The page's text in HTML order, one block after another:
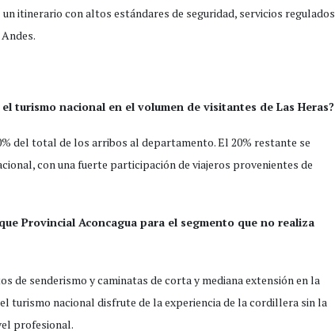
itinerario con altos estándares de seguridad, servicios regulados
turismo nacional en el volumen de visitantes de Las Heras?
del total de los arribos al departamento. El 20% restante se
con una fuerte participación de viajeros provenientes de
Provincial Aconcagua para el segmento que no realiza
de senderismo y caminatas de corta y mediana extensión en la
turismo nacional disfrute de la experiencia de la cordillera sin la
profesional.